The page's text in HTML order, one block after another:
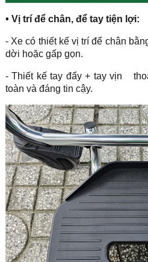
• Vị trí để chân, để tay tiện lợi:
- Xe có thiết kế vị trí để chân
dời hoặc gấp gọn.
- Thiết kế tay đẩy + tay vịn
toàn và đáng tin cậy.